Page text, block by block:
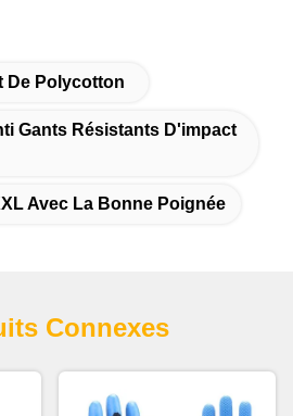
De Polycotton
Gants Résistants D'impact
Avec La Bonne Poignée
Connexes